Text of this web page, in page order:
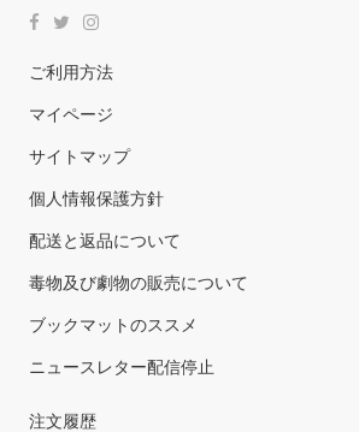
ご利用方法
マイページ
サイトマップ
個人情報保護方針
配送と返品について
毒物及び劇物の販売について
ブックマットのススメ
ニュースレター配信停止
注文履歴